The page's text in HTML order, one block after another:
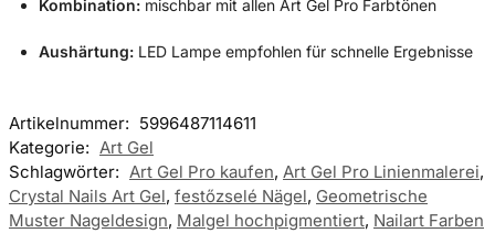
Kombination: mischbar mit allen Art Gel Pro Farbtönen
Aushärtung: LED Lampe empfohlen für schnelle Ergebnisse
Artikelnummer: 5996487114611
Kategorie: Art Gel
Schlagwörter: Art Gel Pro kaufen, Art Gel Pro Linienmalerei,
Crystal Nails Art Gel, festőzselé Nägel, Geometrische
Muster Nageldesign, Malgel hochpigmentiert, Nailart Farben